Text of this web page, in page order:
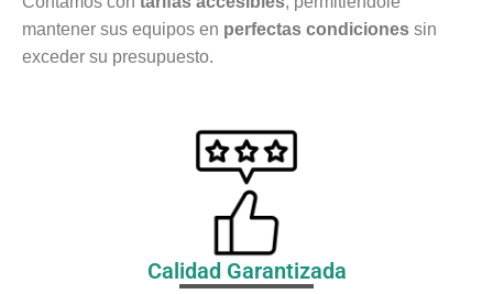
mantener sus equipos en perfectas condiciones sin
exceder su presupuesto.
Calidad Garantizada